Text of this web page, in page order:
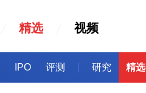
精选 视频
IPO 评测 研究 精选